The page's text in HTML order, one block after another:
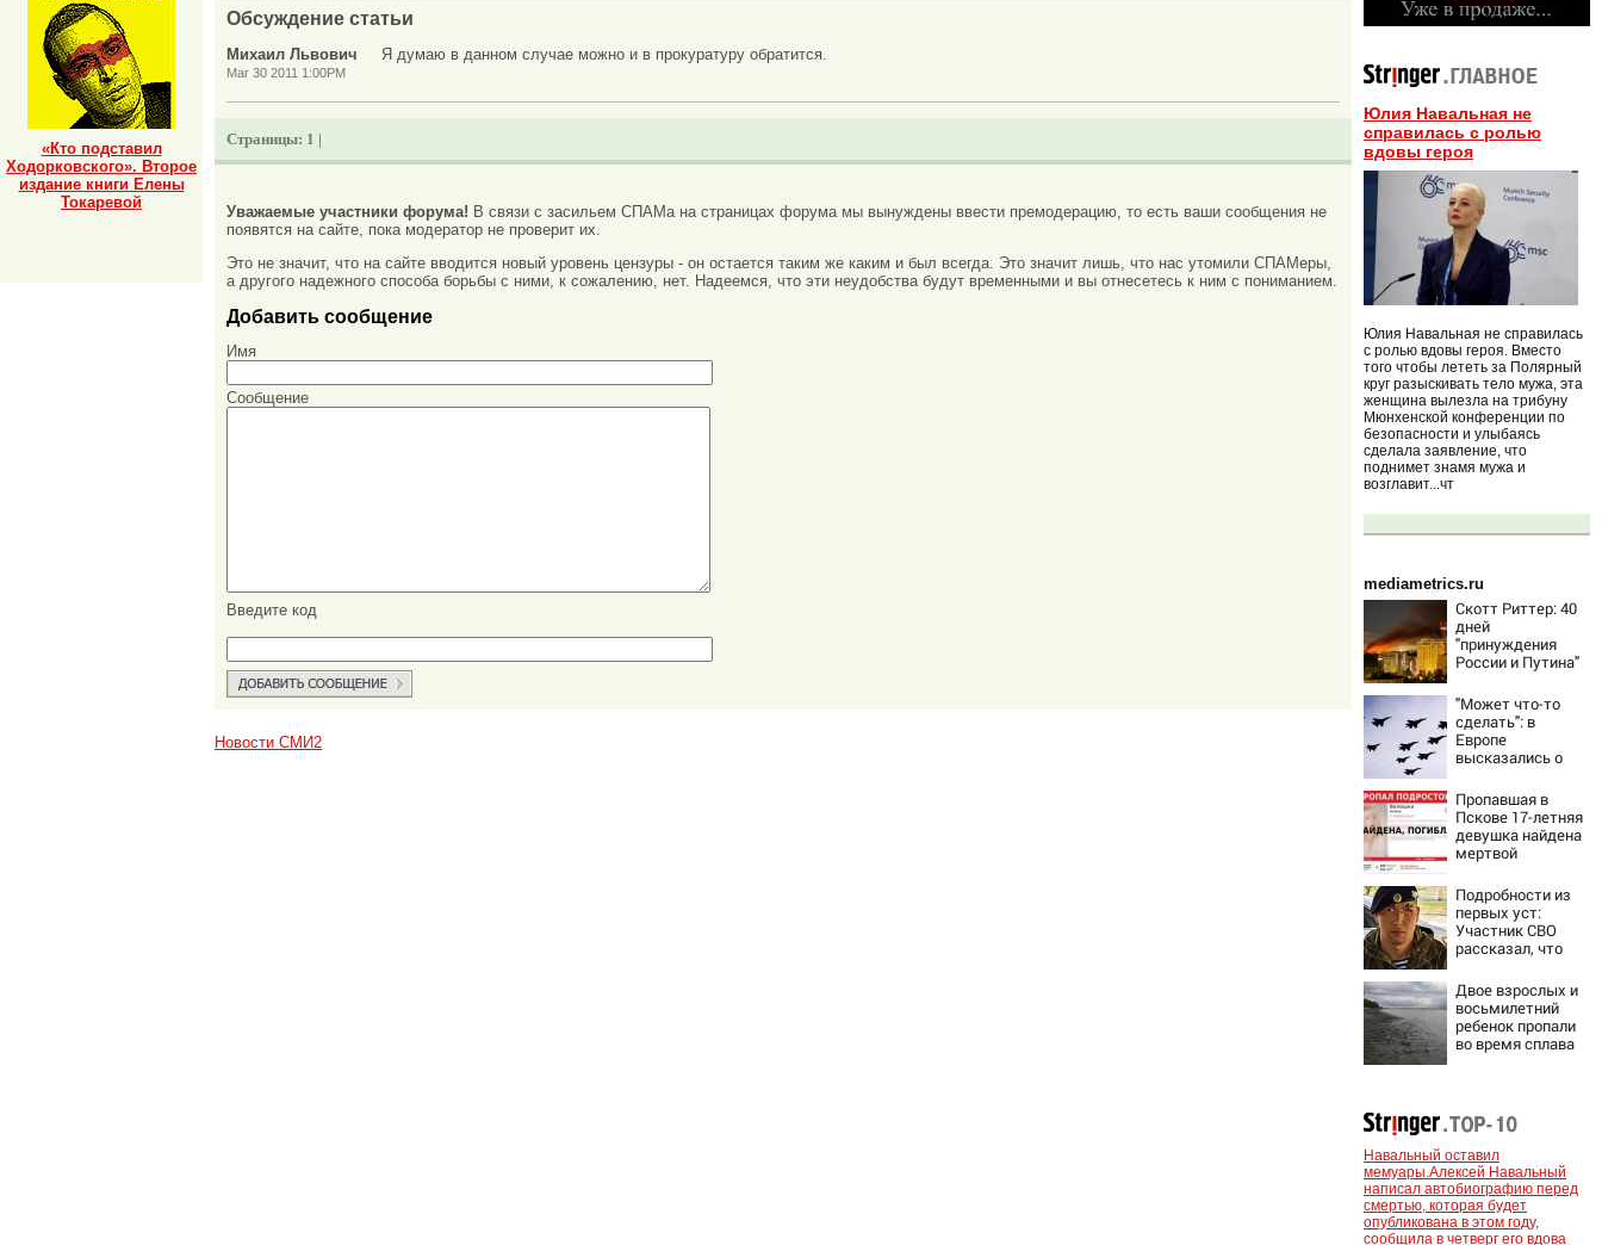
Обсуждение статьи
Михаил Львович
Mar 30 2011 1:00PM
Я думаю в данном случае можно и в прокуратуру обратится.
Страницы: 1 |
Уважаемые участники форума! В связи с засильем СПАМа на страницах форума мы вынуждены ввести премодерацию, то есть ваши сообщения не
появятся на сайте, пока модератор не проверит их.
Это не значит, что на сайте вводится новый уровень цензуры - он остается таким же каким и был всегда. Это значит лишь, что нас утомили СПАМеры,
а другого надежного способа борьбы с ними, к сожалению, нет. Надеемся, что эти неудобства будут временными и вы отнесетесь к ним с пониманием.
Добавить сообщение
Имя
Сообщение
Введите код
Новости СМИ2
Юлия Навальная не
справилась с ролью
вдовы героя
Юлия Навальная не справилась
с ролью вдовы героя. Вместо
того чтобы лететь за Полярный
круг разыскивать тело мужа, эта
женщина вылезла на трибуну
Мюнхенской конференции по
безопасности и улыбаясь
сделала заявление, что
поднимет знамя мужа и
возглавит...чт
mediametrics.ru
Скотт Риттер: 40
дней
"принуждения
России и Путина"
крах режима
Зеленского
"Может что-то
сделать": в
Европе
высказались о
Пропавшая в
Пскове 17-летняя
девушка найдена
мертвой
Подробности из
первых уст:
Участник СВО
рассказал, что
схватке с
медведем
Двое взрослых и
восьмилетний
ребенок пропали
во время сплава
Навальный оставил
мемуары.Алексей Навальный
написал автобиографию перед
смертью, которая будет
опубликована в этом году,
сообщила в четверг его вдова
«Кто подставил
Ходорковского». Второе
издание книги Елены
Токаревой